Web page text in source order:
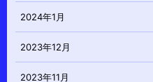
2024年1月
2023年12月
2023年11月